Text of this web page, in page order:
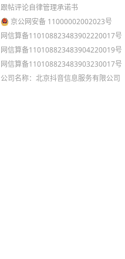
跟帖评论自律管理承诺书
京公网安备 11000002002023号
网信算备110108823483902220017号
网信算备110108823483904220019号
网信算备110108823483903230017号
公司名称：北京抖音信息服务有限公司